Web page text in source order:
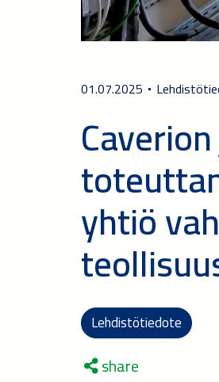
01.07.2025
yhtiö
Lehdistötiedote
share